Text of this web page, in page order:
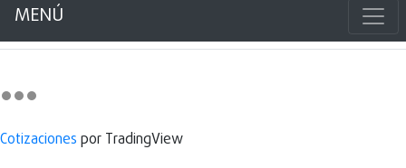
MENÚ
Cotizaciones por TradingView